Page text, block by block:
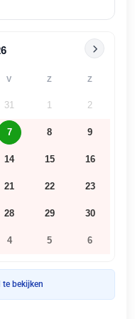
V Z Z
31 1 2
7 8 9
14 15 16
21 22 23
28 29 30
4 5 6
te bekijken